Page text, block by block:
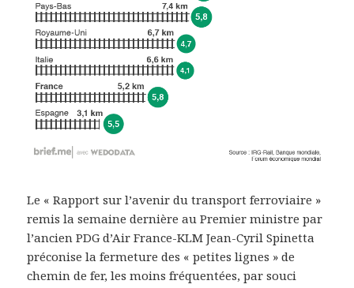
Le « Rapport sur l’avenir du transport ferroviaire »
remis la semaine dernière au Premier ministre par
l’ancien PDG d’Air France-KLM Jean-Cyril Spinetta
préconise la fermeture des « petites lignes » de
chemin de fer, les moins fréquentées, par souci